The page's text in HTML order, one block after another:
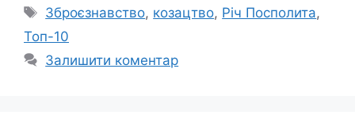
Позначки
Зброєзнавство, козацтво, Річ Посполита,
Топ-10
Залишити коментар